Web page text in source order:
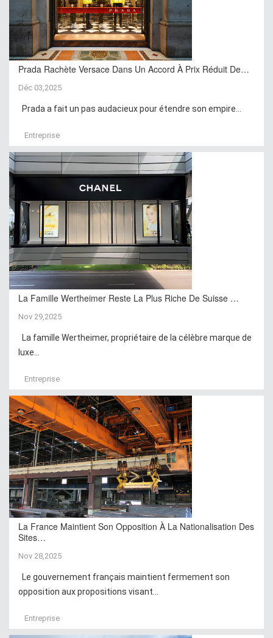
Prada Rachète Versace Dans Un Accord À Prix Réduit De…
Déc 03,2025
Prada a fait un pas audacieux pour étendre son empire...
Entreprise
La Famille Wertheimer Reste La Plus Riche De Suisse …
Nov 29,2025
La famille Wertheimer, propriétaire de la célèbre marque de
luxe...
Entreprise
La France Maintient Son Opposition À La Nationalisation Des
Sites…
Nov 28,2025
Le gouvernement français maintient fermement son
opposition aux propositions visant...
Entreprise